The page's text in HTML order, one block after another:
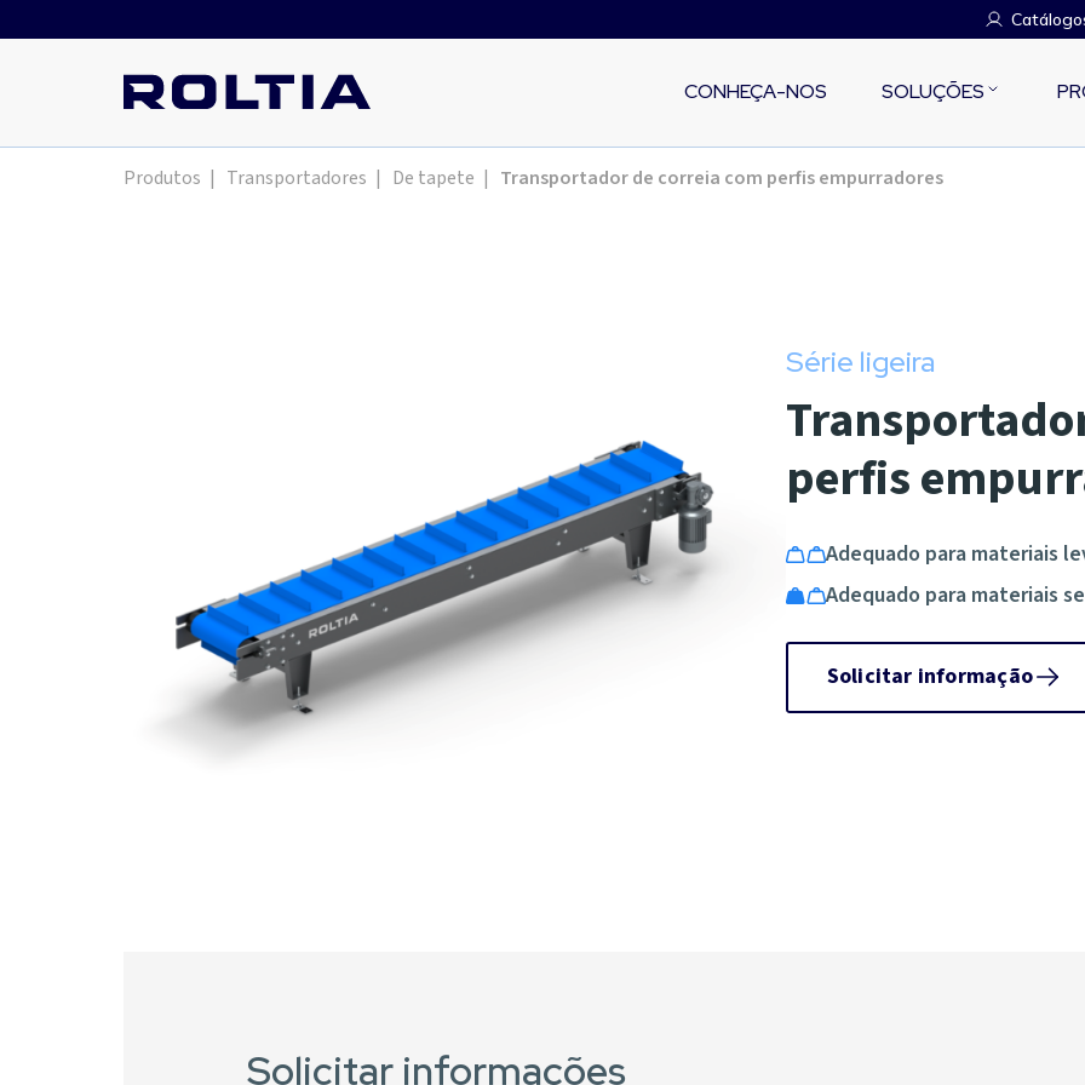
CONHEÇA-NOS SOLUÇÕES
Produtos | Transportadores | De tapete | Transportador de correia com perfis empurradores
Série ligeira
perfis
Adequado para materiais
Adequado para materiais
Solicitar informação
Solicitar informações